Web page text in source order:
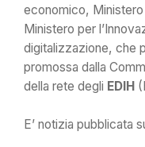
economico, Ministero
Ministero per
digitalizzazione, che
promossa dalla
della rete degli EDIH
E’ notizia pubblicata